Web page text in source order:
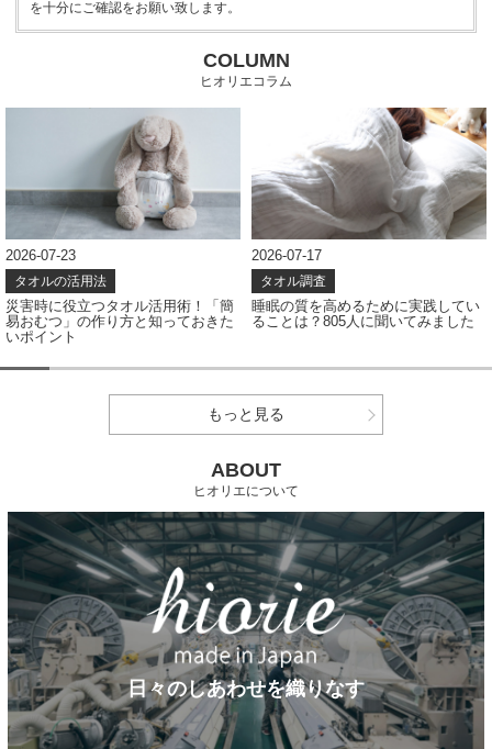
を十分にご確認をお願い致します。
COLUMN
ヒオリエコラム
2026-07-17
タオル調査
睡眠の質を高めるために実践してい
ることは？805人に聞いてみました
2026-07-08
タオル調査
タオルの色、どう選ぶ？アンケート
結果から見えたカラー選びのポイン
もっと見る
ABOUT
ヒオリエについて
日々のしあわせを織りなす